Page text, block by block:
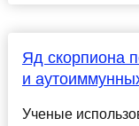
Яд скорпиона
и
Ученые